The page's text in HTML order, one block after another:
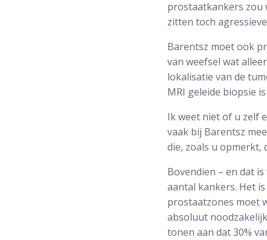
prostaatkankers zou
zitten toch
Barentsz moet ook
van weefsel wat
lokalisatie van de
MRI geleide biopsie
Ik weet niet of u zelf
vaak bij Barentsz
die, zoals u opmerkt,
Bovendien – en dat
aantal kankers. Het
prostaatzones moet
absoluut
tonen aan dat 30%